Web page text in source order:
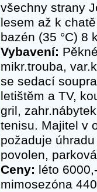
všechny strany
lesem až k
bazén (35 °C) 8
Vybavení:
mikr.trouba,
se sedací
letištěm a TV,
gril,
tenisu. Majitel v
požaduje
povolen,
Ceny: léto
mimosezóna